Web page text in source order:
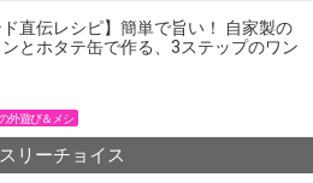
ド直伝レシピ】簡単で旨い！ 自家製の
とホタテ缶で作る、3ステップのワン
外遊び＆メシ
リーチョイス